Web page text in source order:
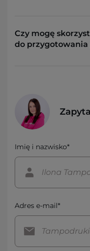
Czy mogę
do
Imię i nazwisko*
Adres e-mail*